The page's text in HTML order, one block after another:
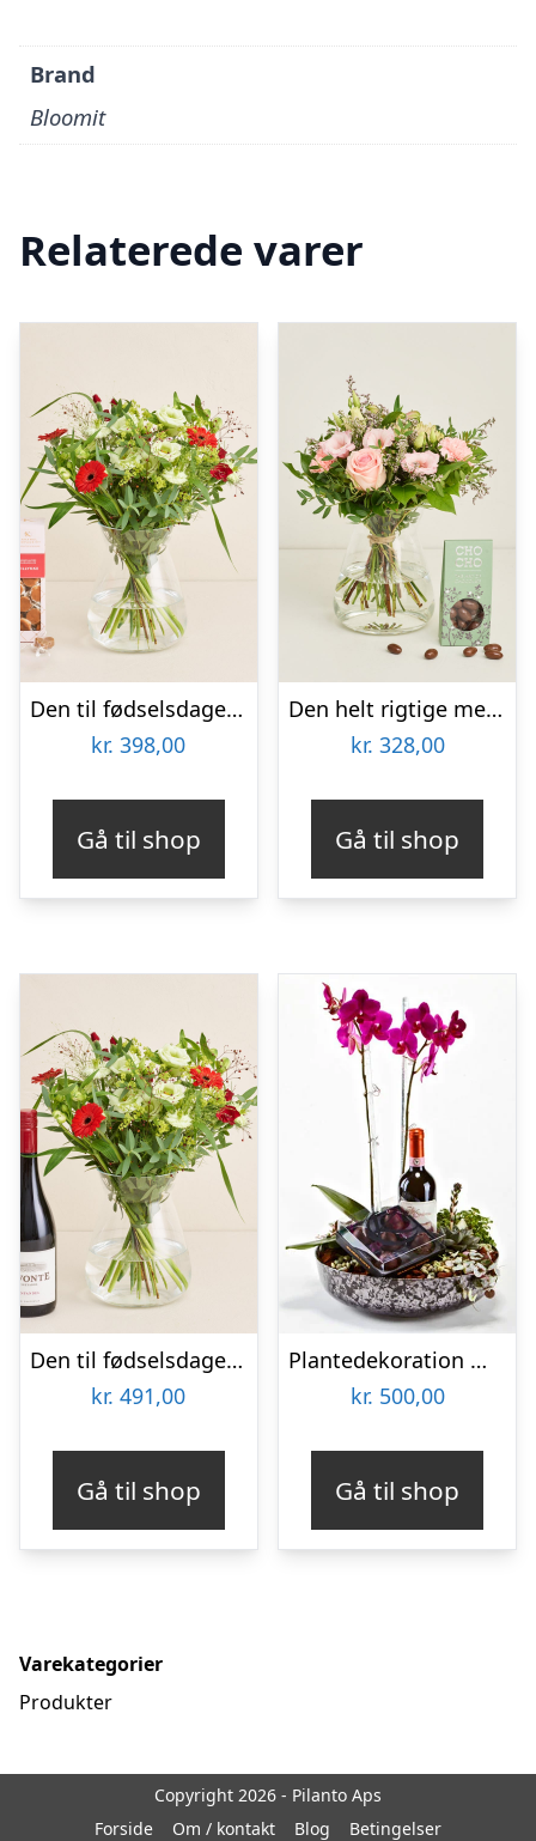
Brand
Bloomit
Relaterede varer
Den til fødselsdagen med tillykkekarameller
kr. 398,00
Gå til shop
Den helt rigtige med flødechokolade mandler
kr. 328,00
Gå til shop
Den til fødselsdagen med Lavonte, Zinfandel
kr. 491,00
Gå til shop
Plantedekoration med vin og lækker chokolade – Send blomster med Bloomit
kr. 500,00
Gå til shop
Varekategorier
Produkter
Copyright 2026 - Pilanto Aps
Forside
Om / kontakt Blog Betingelser